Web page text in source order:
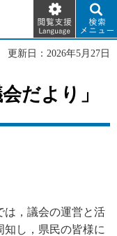
閲覧支
援
Language
検索メ
ニュー
更新日：2026年5月27日
だより」
は，議会の運営と活
知し，県民の皆様に